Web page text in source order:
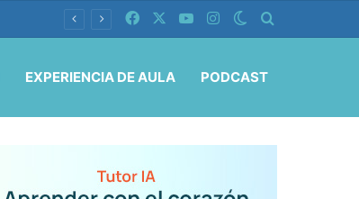
Facebook YouTubeInstagramSwitch skin
EXPERIENCIA DE AULA PODCAST